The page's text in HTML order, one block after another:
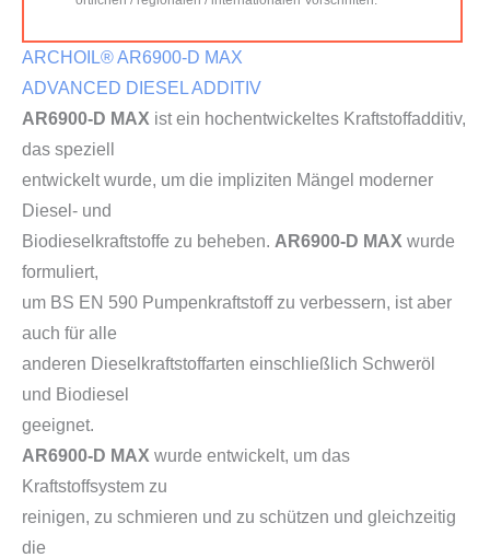
ARCHOIL® AR6900-D MAX
ADVANCED DIESEL ADDITIV
AR6900-D MAX ist ein hochentwickeltes Kraftstoffadditiv,
das speziell
entwickelt wurde, um die impliziten Mängel moderner
Diesel- und
Biodieselkraftstoffe zu beheben. AR6900-D MAX wurde
formuliert,
um BS EN 590 Pumpenkraftstoff zu verbessern, ist aber
auch für alle
anderen Dieselkraftstoffarten einschließlich Schweröl
und Biodiesel
geeignet.
AR6900-D MAX wurde entwickelt, um das
Kraftstoffsystem zu
reinigen, zu schmieren und zu schützen und gleichzeitig
die